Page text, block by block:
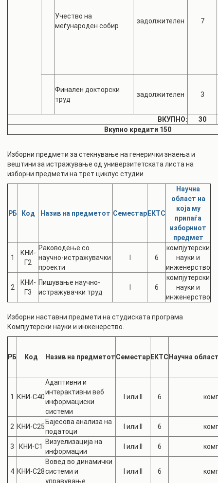
Учество на
меѓународен собир
задолжителен 7
Финален докторски
труд
задолжителен 3
ВКУПНО:
30
Вкупно кредити 150
Изборни предмети за стекнување на генерички знаења и
вештини за истражување од универзитетската листа на
изборни предмети на трет циклус студии.
РБ Код Назив на предметот Семестар ЕКТС
Научна
област на
која му
припаѓа
изборниот
предмет
1
КНИ-
Г2
Раководење со
научно-истражувачки
проекти
6
компјутерски
науки и
инженерство
2
КНИ-
Г3
Пишување научно-
истражувачки труд
6
компјутерски
науки и
инженерство
Изборни наставни предмети на студиската програма
Компјутерски науки и инженерство.
РБ Код Назив на предметотСеместар ЕКТС Научна
1 КНИ-С40
Адаптивни и
интерактивни веб
информациски
системи
I или II 6
2 КНИ-С25
Бајесова анализа на
податоци
I или II 6
3 КНИ-С1
Визуелизација на
информации
I или II 6
4 КНИ-С28
Вовед во динамички
системи и
управување
I или II 6